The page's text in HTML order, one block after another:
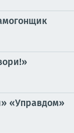
«Управдом»